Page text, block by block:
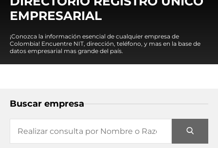
EMPRESARIAL
¡Conozca la información esencial de cualquier empresa de
Colombia! Encuentre NIT, dirección, teléfono, y mas en la base de
datos empresarial mas grande del país.
Buscar empresa